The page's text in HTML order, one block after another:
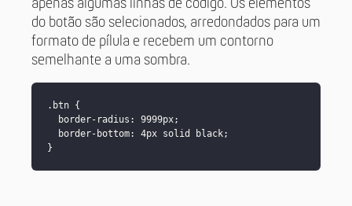
apenas algumas linhas de código. Os elementos
do botão são selecionados, arredondados para um
formato de pílula e recebem um contorno
semelhante a uma sombra.
.btn {
  border-radius: 9999px;
  border-bottom: 4px solid black;